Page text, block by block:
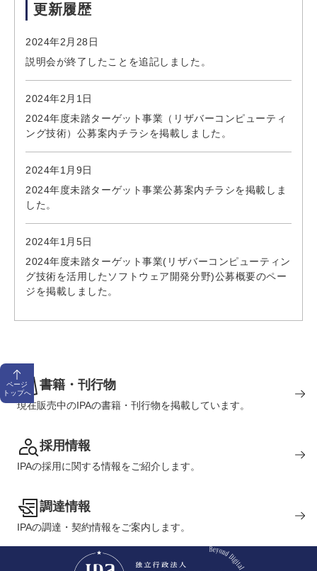
更新履歴
2024年2月28日
説明会が終了したことを追記しました。
2024年2月1日
2024年度未踏ターゲット事業（リザバーコンピューティ
ング技術）公募案内チラシを掲載しました。
2024年1月9日
2024年度未踏ターゲット事業公募案内チラシを掲載しま
した。
2024年1月5日
2024年度未踏ターゲット事業(リザバーコンピューティン
グ技術を活用したソフトウェア開発分野)公募概要のペー
ジを掲載しました。
ページ
トップへ
書籍・刊行物
現在販売中のIPAの書籍・刊行物を掲載しています。
採用情報
IPAの採用に関する情報をご紹介します。
調達情報
IPAの調達・契約情報をご案内します。